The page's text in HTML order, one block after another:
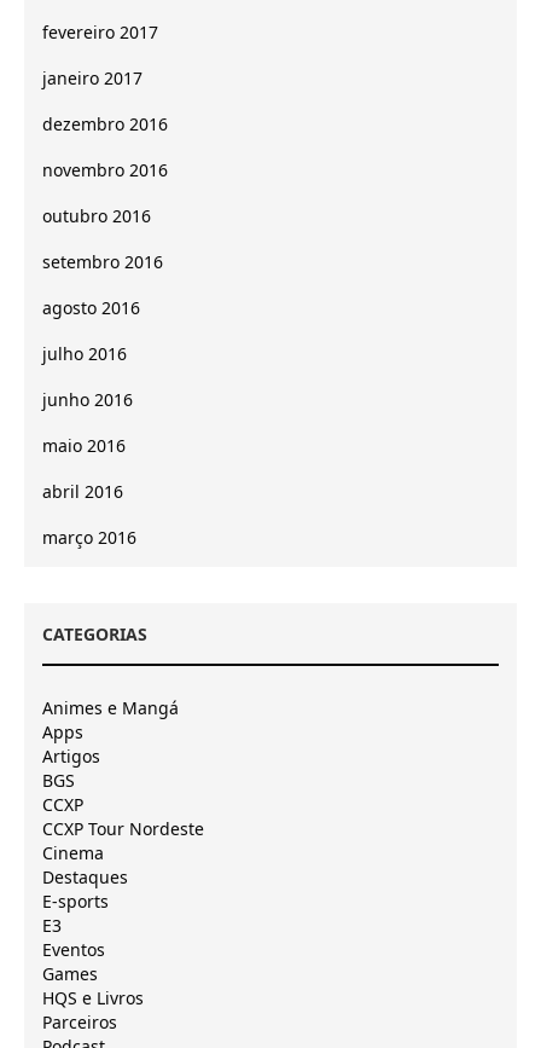
fevereiro 2017
janeiro 2017
dezembro 2016
novembro 2016
outubro 2016
setembro 2016
agosto 2016
julho 2016
junho 2016
maio 2016
abril 2016
março 2016
CATEGORIAS
Animes e Mangá
Apps
Artigos
BGS
CCXP
CCXP Tour Nordeste
Cinema
Destaques
E-sports
E3
Eventos
Games
HQS e Livros
Parceiros